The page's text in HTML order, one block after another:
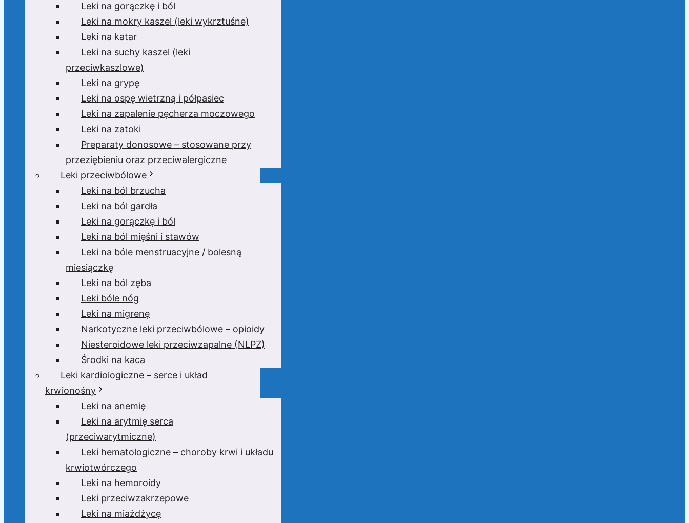
Leki na gorączkę i ból
Leki na mokry kaszel (leki wykrztuśne)
Leki na katar
Leki na suchy kaszel (leki
przeciwkaszlowe)
Leki na grypę
Leki na ospę wietrzną i półpasiec
Leki na zapalenie pęcherza moczowego
Leki na zatoki
Preparaty donosowe – stosowane przy
przeziębieniu oraz przeciwalergiczne
Leki przeciwbólowe
Leki na ból brzucha
Leki na ból gardła
Leki na gorączkę i ból
Leki na ból mięśni i stawów
Leki na bóle menstruacyjne / bolesną
miesiączkę
Leki na ból zęba
Leki bóle nóg
Leki na migrenę
Narkotyczne leki przeciwbólowe – opioidy
Niesteroidowe leki przeciwzapalne (NLPZ)
Środki na kaca
Leki kardiologiczne – serce i układ
krwionośny
Leki na anemię
Leki na arytmię serca
(przeciwarytmiczne)
Leki hematologiczne – choroby krwi i układu
krwiotwórczego
Leki na hemoroidy
Leki przeciwzakrzepowe
Leki na miażdżycę